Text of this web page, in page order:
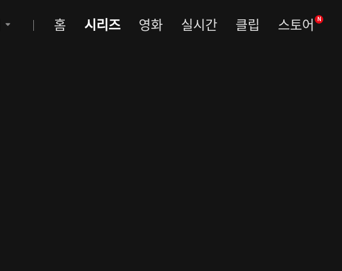
홈 시리즈 영화 실시간 클립 스토어 N